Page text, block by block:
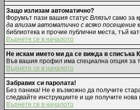
Защо излизам автоматично?
Форумът пази вашия статус Влязъл само за
да влизам автоматично с всяко посещение
библиотека и прочие публични места, тъй
Върнете се в началото
Не искам името ми да се вижда в списъка
Във вашия профил има специална опция за
Върнете се в началото
Забравих си паролата!
Без паника! Не е възможно да получите
следвайте инструкциите и ще получите
Върнете се в началото